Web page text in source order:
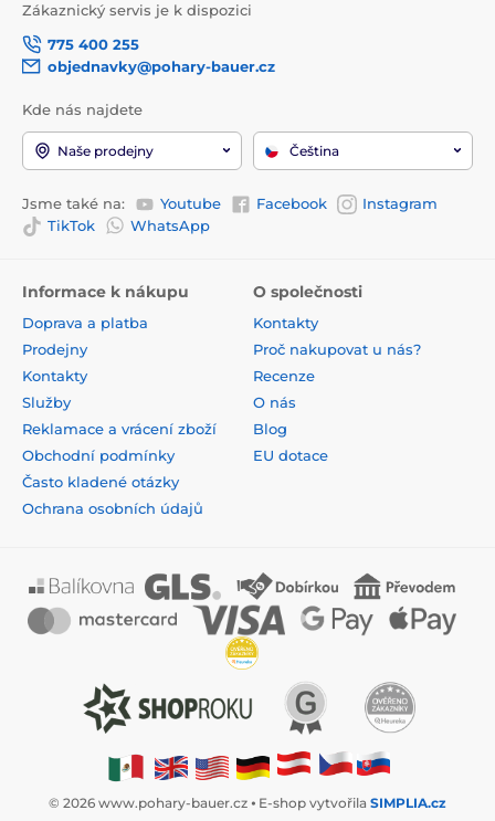
Zákaznický servis je k dispozici
775 400 255
objednavky@pohary-bauer.cz
Kde nás najdete
Naše prodejny Čeština
Jsme také na: Youtube Facebook
Instagram
TikTok
WhatsApp
Informace k nákupu
Doprava a platba
Prodejny
Kontakty
Služby
Reklamace a vrácení zboží
Obchodní podmínky
Často kladené otázky
Ochrana osobních údajů
O společnosti
Kontakty
Proč nakupovat u nás?
Recenze
O nás
Blog
EU dotace
© 2026 www.pohary-bauer.cz ⦁ E-shop vytvořila SIMPLIA.cz